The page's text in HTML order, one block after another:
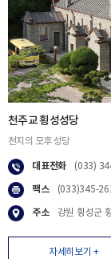
천주교 횡성성당
천지의 모후 성당
대표전화 (033)
팩스 (033)345-
주소 강원 횡성군
자세히보기 +